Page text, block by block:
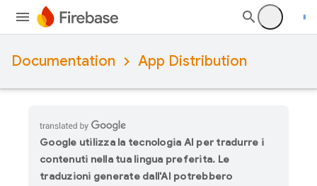
Documentation App Distribution
Google utilizza la tecnologia AI per tradurre i
contenuti nella tua lingua preferita. Le
traduzioni generate dall'AI potrebbero